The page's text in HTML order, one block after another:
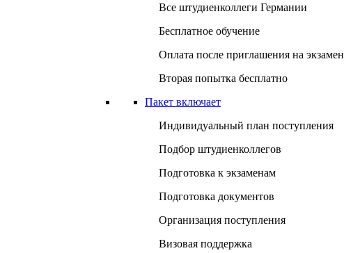
Все штудиенколлеги Германии
Бесплатное обучение
Оплата после приглашения на экзамен
Вторая попытка бесплатно
Пакет включает
Индивидуальный план поступления
Подбор штудиенколлегов
Подготовка к экзаменам
Подготовка документов
Организация поступления
Визовая поддержка